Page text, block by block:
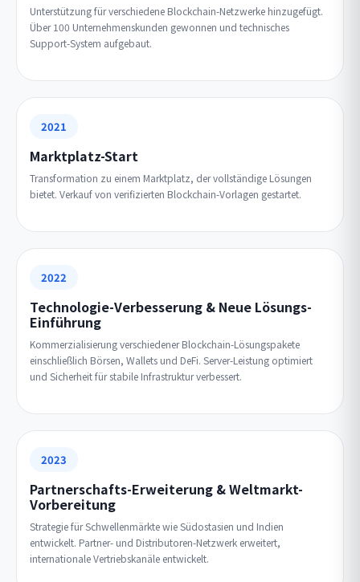
Unterstützung für verschiedene Blockchain-Netzwerke hinzugefügt.
Über 100 Unternehmenskunden gewonnen und technisches
Support-System aufgebaut.
2021
Marktplatz-Start
Transformation zu einem Marktplatz, der vollständige Lösungen
bietet. Verkauf von verifizierten Blockchain-Vorlagen gestartet.
2022
Technologie-Verbesserung & Neue Lösungs-
Einführung
Kommerzialisierung verschiedener Blockchain-Lösungspakete
einschließlich Börsen, Wallets und DeFi. Server-Leistung optimiert
und Sicherheit für stabile Infrastruktur verbessert.
2023
Partnerschafts-Erweiterung & Weltmarkt-
Vorbereitung
Strategie für Schwellenmärkte wie Südostasien und Indien
entwickelt. Partner- und Distributoren-Netzwerk erweitert,
internationale Vertriebskanäle entwickelt.